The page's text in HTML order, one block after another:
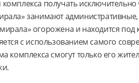
получать
занимают
огорожена и находится под
с использованием самого
комплекса смогут только его